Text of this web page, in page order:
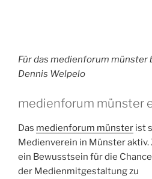
Für das medienforum münster
Dennis Welpelo
medienforum münster
Das medienforum münster ist
Medienverein in Münster aktiv.
ein Bewusstsein für die
der Medienmitgestaltung zu